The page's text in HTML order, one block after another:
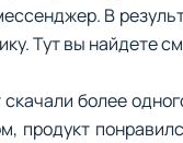
В
Тут вы найдете
более
продукт